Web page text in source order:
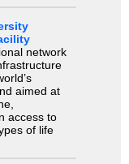
network
aimed at
access to
of life